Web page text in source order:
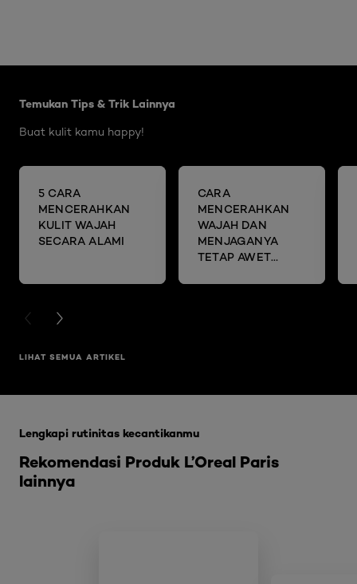
Temukan Tips & Trik Lainnya
Buat kulit kamu happy!
5 CARA
MENCERAHKAN
KULIT WAJAH
SECARA ALAMI
CARA
MENCERAHKAN
WAJAH DAN
MENJAGANYA
TETAP AWET
SHEET MASK
PREVIOUS CARD
NEXT CARD
LIHAT SEMUA ARTIKEL
Rekomendasi Produk L’Oreal Paris
lainnya
Lengkapi rutinitas kecantikanmu